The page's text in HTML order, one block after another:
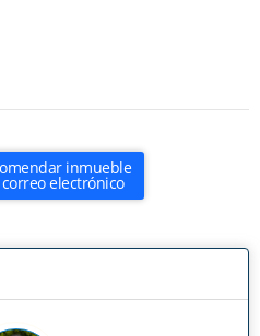
inmueble
electrónico